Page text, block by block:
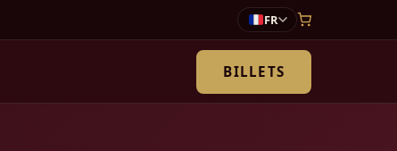
FR
BILLETS